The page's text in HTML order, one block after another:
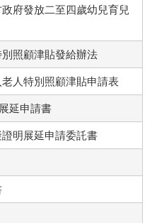
府發放二至四歲幼兒育兒
照顧津貼發給辦法
人特別照顧津貼申請表
延申請書
明展延申請委託書